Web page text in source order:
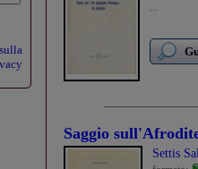
...
Saggio
Settis